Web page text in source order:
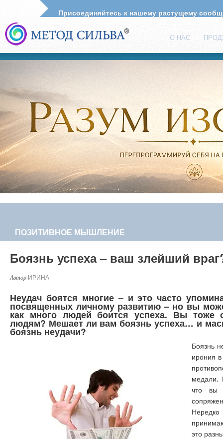
О НАС
Присоединяйтесь к нашему растущему
ПОЗИТИВНОЕ МЫШЛЕНИЕ
Боязнь успеха – ваш злейший
ИРИНА
Неудач боятся многие – и это часто
посвященных личному развитию – но вы
как много людей боится успеха. Вы тоже
людям? Мешает ли вам боязнь успеха… и
боязнь неудачи?
Боязнь
ирония
медали.
что вы
это